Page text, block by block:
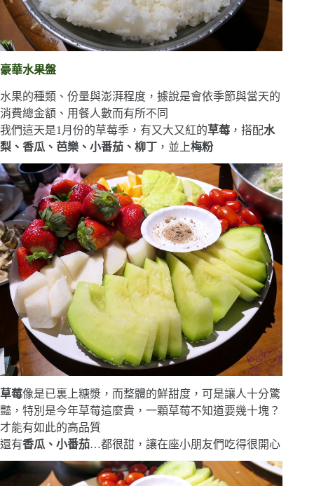
豪華水果盤
水果的種類、份量與澎湃程度，據說是會依季節與當天的
消費總金額、用餐人數而有所不同
我們這天是1月份的草莓季，有又大又紅的草莓 ，搭配水
梨、香瓜、芭樂、小番茄、柳丁 ，並上梅粉
草莓像是已裏上糖漿，而整體的鮮甜度，可是讓人十分驚
豔，特別是今年草莓這麼貴，一顆草莓不知道要幾十塊？
才能有如此的高品質
還有香瓜、小番茄…都很甜，讓在座小朋友們吃得很開心